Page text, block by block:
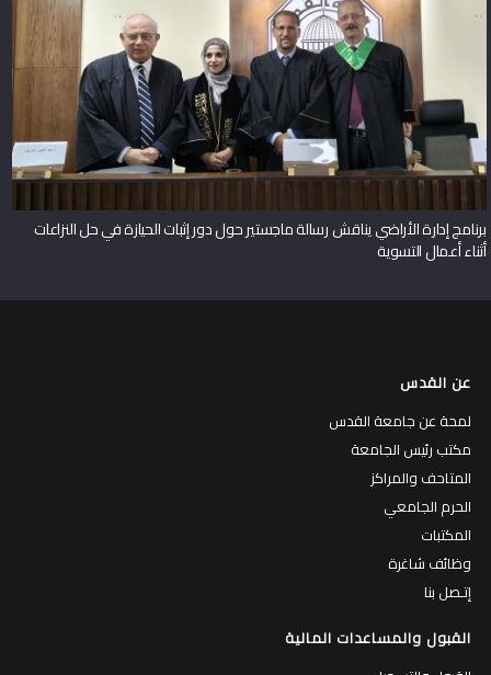
برنامج إدارة الأراضي يناقش رسالة ماجستير حول دور إثبات الحيازة في حل النزاعات
أثناء أعمال التسوية
عن القدس
لمحة عن جامعة القدس
مكتب رئيس الجامعة
المتاحف والمراكز
الحرم الجامعي
المكتبات
وظائف شاغرة
إتـصل بنا
القبول والمساعدات المالية